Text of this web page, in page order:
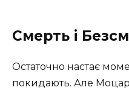
Смерть і
Остаточно настає
покидають. Але